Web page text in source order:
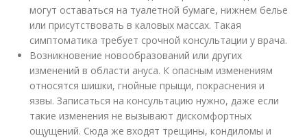
могут оставаться на туалетной бумаге, нижнем белье
или присутствовать в каловых массах. Такая
симптоматика требует срочной консультации у врача.
Возникновение новообразований или других
изменений в области ануса. К опасным изменениям
относятся шишки, гнойные прыщи, покраснения и
язвы. Записаться на консультацию нужно, даже если
такие изменения не вызывают дискомфортных
ощущений. Сюда же входят трещины, кондиломы и